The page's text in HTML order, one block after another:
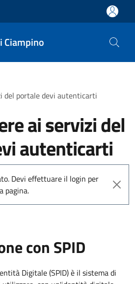
Ciampino
del portale devi autenticarti
ai servizi del
autenticarti
stato
Devi effettuare il login per
pagina.
con SPID
Digitale (SPID) è il sistema di